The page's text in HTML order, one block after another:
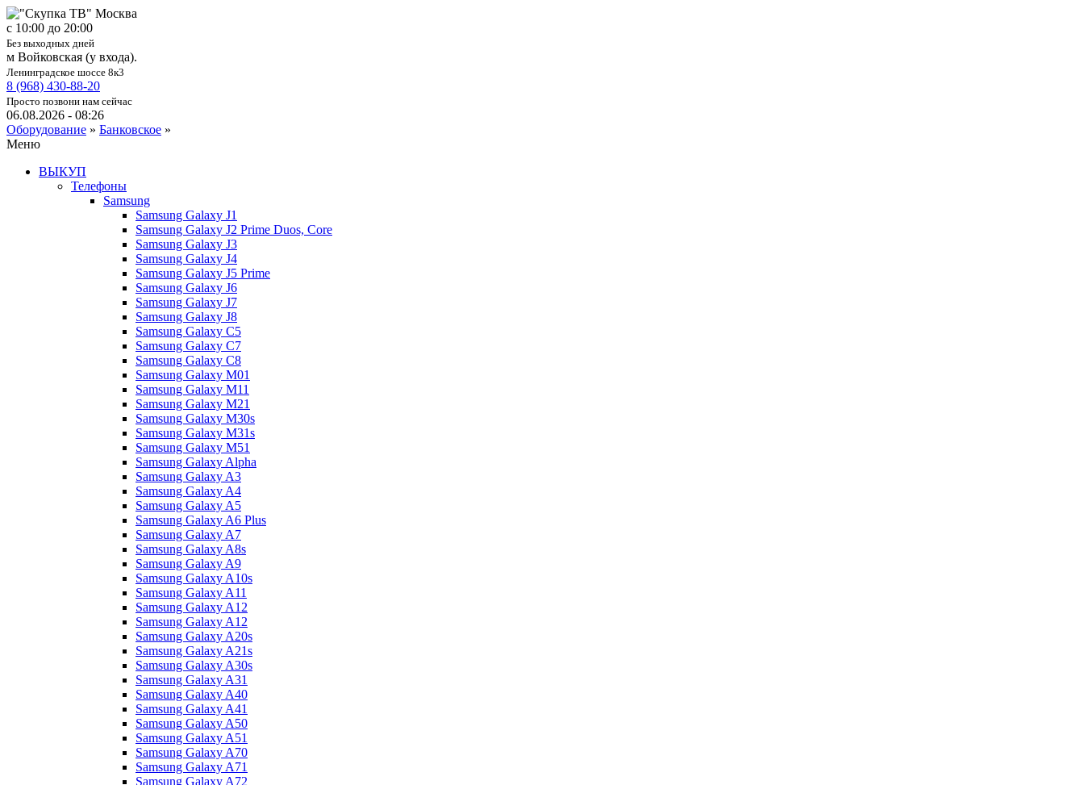
c 10:00 до 20:00
Без выходных дней
м Войковская (у входа).
Ленинградское шоссе 8к3
8 (968) 430-88-20
Просто позвони нам сейчас
06.08.2026 - 08:26
Оборудование » Банковское »
Меню
ВЫКУП
Телефоны
Samsung
Samsung Galaxy J1
Samsung Galaxy J2 Prime Duos, Core
Samsung Galaxy J3
Samsung Galaxy J4
Samsung Galaxy J5 Prime
Samsung Galaxy J6
Samsung Galaxy J7
Samsung Galaxy J8
Samsung Galaxy C5
Samsung Galaxy C7
Samsung Galaxy C8
Samsung Galaxy M01
Samsung Galaxy M11
Samsung Galaxy M21
Samsung Galaxy M30s
Samsung Galaxy M31s
Samsung Galaxy M51
Samsung Galaxy Alpha
Samsung Galaxy A3
Samsung Galaxy A4
Samsung Galaxy A5
Samsung Galaxy A6 Plus
Samsung Galaxy A7
Samsung Galaxy A8s
Samsung Galaxy A9
Samsung Galaxy A10s
Samsung Galaxy A11
Samsung Galaxy A12
Samsung Galaxy A12
Samsung Galaxy A20s
Samsung Galaxy A21s
Samsung Galaxy A30s
Samsung Galaxy A31
Samsung Galaxy A40
Samsung Galaxy A41
Samsung Galaxy A50
Samsung Galaxy A51
Samsung Galaxy A70
Samsung Galaxy A71
Samsung Galaxy A72